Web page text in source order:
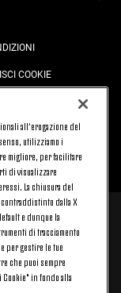
COOKIE
Torino - Italia;
è attivo dal lunedì al
sottoscritto con il
all’erogazione del
utilizziamo i
migliore, per facilitare
di visualizzare
La chiusura del
dalla X
e dunque la
di tracciamento
per gestire le tue
che puoi sempre
in fondo alla